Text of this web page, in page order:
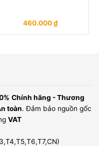
460.000₫
Chính hãng - Thương
toàn. Đảm bảo nguồn gốc
VAT